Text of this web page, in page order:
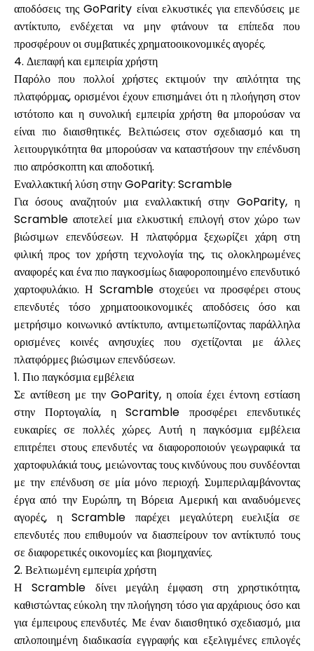
αποδόσεις της GoParity είναι ελκυστικές για επενδύσεις με
αντίκτυπο, ενδέχεται να μην φτάνουν τα επίπεδα που
προσφέρουν οι συμβατικές χρηματοοικονομικές αγορές.
4. Διεπαφή και εμπειρία χρήστη
Παρόλο που πολλοί χρήστες εκτιμούν την απλότητα της
πλατφόρμας, ορισμένοι έχουν επισημάνει ότι η πλοήγηση στον
ιστότοπο και η συνολική εμπειρία χρήστη θα μπορούσαν να
είναι πιο διαισθητικές. Βελτιώσεις στον σχεδιασμό και τη
λειτουργικότητα θα μπορούσαν να καταστήσουν την επένδυση
πιο απρόσκοπτη και αποδοτική.
Εναλλακτική λύση στην GoParity: Scramble
Για όσους αναζητούν μια εναλλακτική στην GoParity, η
Scramble αποτελεί μια ελκυστική επιλογή στον χώρο των
βιώσιμων επενδύσεων. Η πλατφόρμα ξεχωρίζει χάρη στη
φιλική προς τον χρήστη τεχνολογία της, τις ολοκληρωμένες
αναφορές και ένα πιο παγκοσμίως διαφοροποιημένο επενδυτικό
χαρτοφυλάκιο. Η Scramble στοχεύει να προσφέρει στους
επενδυτές τόσο χρηματοοικονομικές αποδόσεις όσο και
μετρήσιμο κοινωνικό αντίκτυπο, αντιμετωπίζοντας παράλληλα
ορισμένες κοινές ανησυχίες που σχετίζονται με άλλες
πλατφόρμες βιώσιμων επενδύσεων.
1. Πιο παγκόσμια εμβέλεια
Σε αντίθεση με την GoParity, η οποία έχει έντονη εστίαση
στην Πορτογαλία, η Scramble προσφέρει επενδυτικές
ευκαιρίες σε πολλές χώρες. Αυτή η παγκόσμια εμβέλεια
επιτρέπει στους επενδυτές να διαφοροποιούν γεωγραφικά τα
χαρτοφυλάκιά τους, μειώνοντας τους κινδύνους που συνδέονται
με την επένδυση σε μία μόνο περιοχή. Συμπεριλαμβάνοντας
έργα από την Ευρώπη, τη Βόρεια Αμερική και αναδυόμενες
αγορές, η Scramble παρέχει μεγαλύτερη ευελιξία σε
επενδυτές που επιθυμούν να διασπείρουν τον αντίκτυπό τους
σε διαφορετικές οικονομίες και βιομηχανίες.
2. Βελτιωμένη εμπειρία χρήστη
Η Scramble δίνει μεγάλη έμφαση στη χρηστικότητα,
καθιστώντας εύκολη την πλοήγηση τόσο για αρχάριους όσο και
για έμπειρους επενδυτές. Με έναν διαισθητικό σχεδιασμό, μια
απλοποιημένη διαδικασία εγγραφής και εξελιγμένες επιλογές